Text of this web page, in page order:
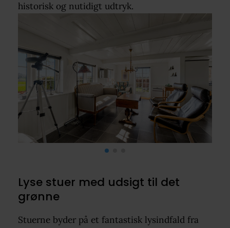
historisk og nutidigt udtryk.
Lyse stuer med udsigt til det
grønne
Stuerne byder på et fantastisk lysindfald fra